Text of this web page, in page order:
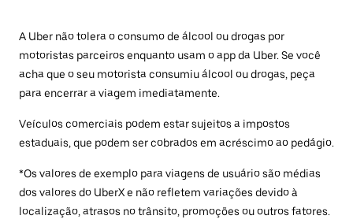
A Uber não tolera o consumo de álcool ou drogas por
motoristas parceiros enquanto usam o app da Uber. Se você
acha que o seu motorista consumiu álcool ou drogas, peça
para encerrar a viagem imediatamente.
Veículos comerciais podem estar sujeitos a impostos
estaduais, que podem ser cobrados em acréscimo ao pedágio.
*Os valores de exemplo para viagens de usuário são médias
dos valores do UberX e não refletem variações devido à
localização, atrasos no trânsito, promoções ou outros fatores.